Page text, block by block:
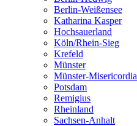
Berlin-Weißensee
Katharina Kasper
Hochsauerland
Köln/Rhein-Sieg
Krefeld
Münster
Münster-Misericordia
Potsdam
Remigius
Rheinland
Sachsen-Anhalt